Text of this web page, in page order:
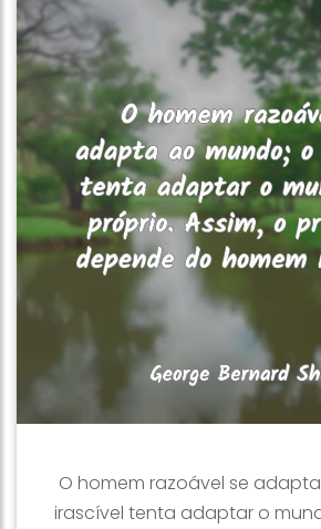
O homem razoável se
irascível tenta adaptar o